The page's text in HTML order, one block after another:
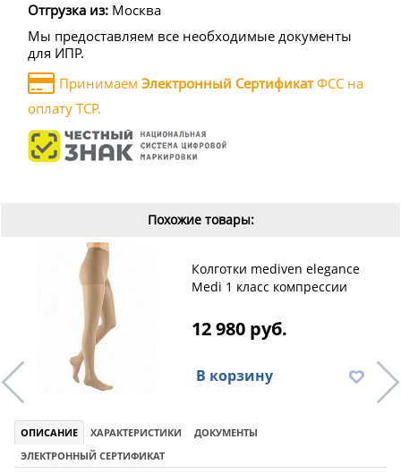
Отгрузка из: Москва
Мы предоставляем все необходимые документы
для ИПР.
Принимаем Электронный СертификатФСС на
оплату ТСР.
Похожие товары:
Колготки mediven elegance
Medi 1 класс компрессии
12 980 руб.
В корзину
ОПИСАНИЕ ХАРАКТЕРИСТИКИ
ДОКУМЕНТЫ
ЭЛЕКТРОННЫЙ СЕРТИФИКАТ